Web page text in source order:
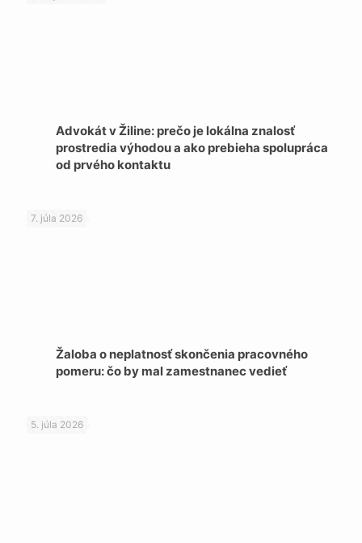
Advokát v Žiline: prečo je lokálna znalosť
prostredia výhodou a ako prebieha spolupráca
od prvého kontaktu
7. júla 2026
Žaloba o neplatnosť skončenia pracovného
pomeru: čo by mal zamestnanec vedieť
5. júla 2026